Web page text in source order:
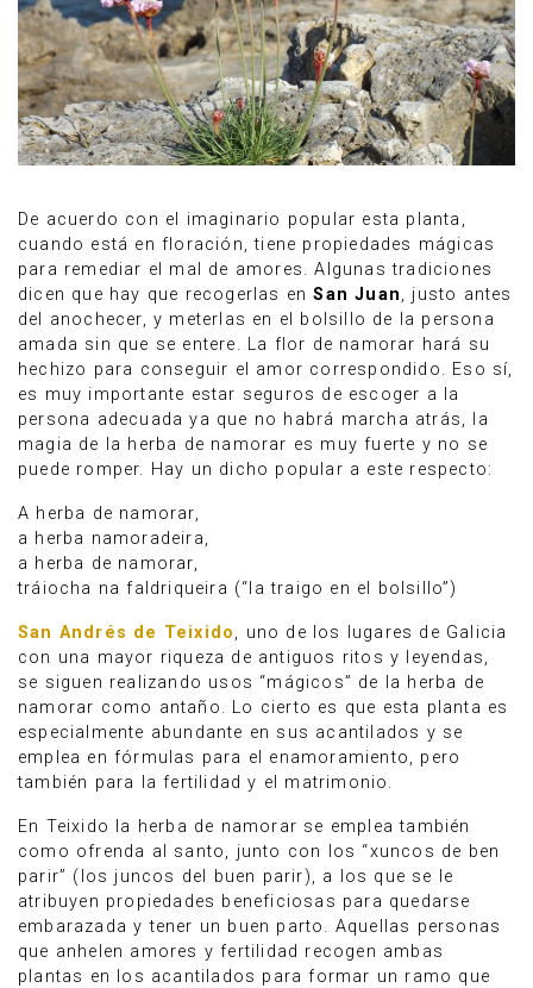
De acuerdo con el imaginario popular esta planta,
cuando está en floración, tiene propiedades mágicas
para remediar el mal de amores. Algunas tradiciones
dicen que hay que recogerlas enSan Juan, justo antes
del anochecer, y meterlas en el bolsillo de la persona
amada sin que se entere. La flor de namorar hará su
hechizo para conseguir el amor correspondido. Eso sí,
es muy importante estar seguros de escoger a la
persona adecuada ya que no habrá marcha atrás, la
magia de la herba de namorar es muy fuerte y no se
puede romper. Hay un dicho popular a este respecto:
A herba de namorar,
a herba namoradeira,
a herba de namorar,
tráiocha na faldriqueira (“la traigo en el bolsillo”)
San Andrés de Teixido, uno de los lugares de Galicia
con una mayor riqueza de antiguos ritos y leyendas,
se siguen realizando usos “mágicos” de la herba de
namorar como antaño. Lo cierto es que esta planta es
especialmente abundante en sus acantilados y se
emplea en fórmulas para el enamoramiento, pero
también para la fertilidad y el matrimonio.
En Teixido la herba de namorar se emplea también
como ofrenda al santo, junto con los “xuncos de ben
parir” (los juncos del buen parir), a los que se le
atribuyen propiedades beneficiosas para quedarse
embarazada y tener un buen parto. Aquellas personas
que anhelen amores y fertilidad recogen ambas
plantas en los acantilados para formar un ramo que